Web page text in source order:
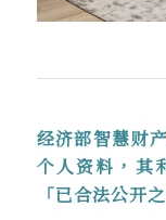
经济部智慧财
个人资料，其
「已合法公开